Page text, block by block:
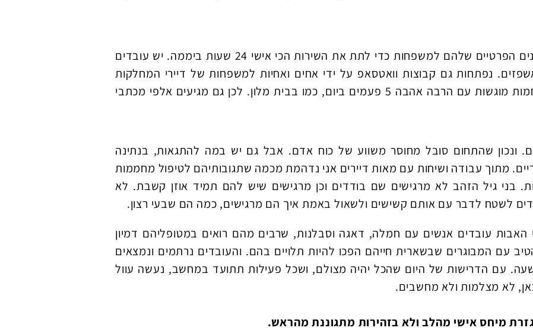
ברבים מהמקומות אנשי הצוות נותנים את מספרי הטלפונים הפרטיים שלהם למשפחות כדי לתת את השירות הכי אישי 24 שעות ביממה. יש עובדים
נפתחות גם קבוצות וואטסאפ על ידי אחים ואחיות למשפחות של דיירי המחלקות
שלהם כדי להעביר להם תמונות מהפעילויות. וארוחות חמות מוגשות עם הרבה אהבה 5 פעמים ביום, כמו בבית מלון. לכן גם מגיעים אלפי מכתבי
ונכון שהתחום סובל מחוסר משווע של כוח אדם. אבל גם יש במה להתגאות, בנתינה
מתוך עבודה ושיחות עם מאות דיירים אני נדהמת מכמה שתגובותיהם לטיפול מחממות
בני גיל הזהב לא מרגישים שם בודדים וכן מרגישים שיש להם תמיד אוזן קשבת. לא
לשטח לדבר עם אותם קשישים ולשאול באמת איך הם מרגישים, כמה הם שבעי רצון.
עובדים אנשים עם חמלה, דאגה וסבלנות, שרבים מהם רואים במטופליהם דמיון
עם המבוגרים שבשארית חייהם הפכו להיות תלויים בהם. והעובדים נרתמים ונמצאים
עם הדרישות של היום שהכל יהיה מצולם, ושכל פעילות תתועד במחשב, נעשה עוול
לא מצלמות ולא מחשבים.
מיחס אישי מהלב ולא בזהירות מתגוננת מהראש.